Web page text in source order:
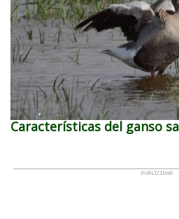
Características del ganso